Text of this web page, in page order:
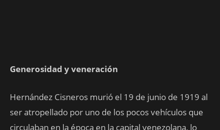
Generosidad y veneración
Hernández Cisneros murió el 19 de junio de 1919 al
ser atropellado por uno de los pocos vehículos que
circulaban en la época en la capital venezolana, lo